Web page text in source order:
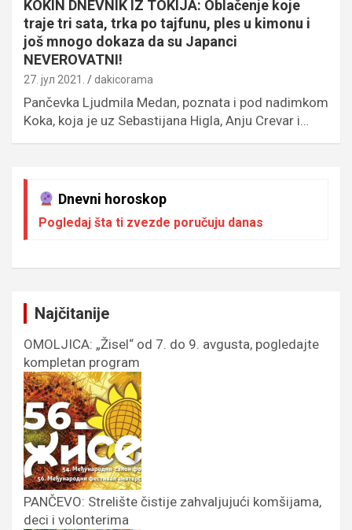
KOKIN DNEVNIK IZ TOKIJA: Oblačenje koje
traje tri sata, trka po tajfunu, ples u kimonu i
još mnogo dokaza da su Japanci
NEVEROVATNI!
27. јул 2021. dakicorama
Pančevka Ljudmila Medan, poznata i pod nadimkom
Koka, koja je uz Sebastijana Higla, Anju Crevar i…
Dnevni horoskop
Pogledaj šta ti zvezde poručuju danas
Najčitanije
OMOLJICA: „Žisel“ od 7. do 9. avgusta, pogledajte
kompletan program
PANČEVO: Strelište čistije zahvaljujući komšijama,
deci i volonterima